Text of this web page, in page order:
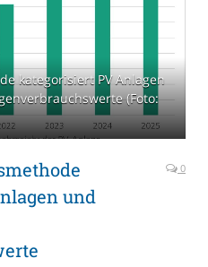
kategorisiert PV Anlagen
(Foto:
und
0